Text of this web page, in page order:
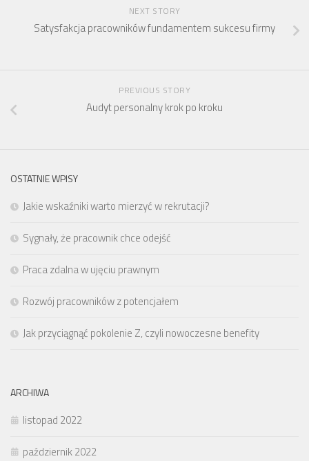
NEXT STORY
Satysfakcja pracowników fundamentem sukcesu firmy
PREVIOUS STORY
Audyt personalny krok po kroku
OSTATNIE WPISY
Jakie wskaźniki warto mierzyć w rekrutacji?
Sygnały, że pracownik chce odejść
Praca zdalna w ujęciu prawnym
Rozwój pracowników z potencjałem
Jak przyciągnąć pokolenie Z, czyli nowoczesne benefity
ARCHIWA
listopad 2022
październik 2022